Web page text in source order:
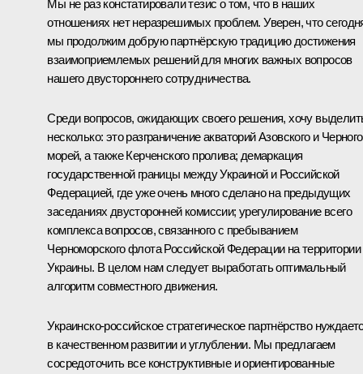
Мы не раз констатировали тезис о том, что в наших
отношениях нет неразрешимых проблем. Уверен, что
мы продолжим добрую партнёрскую традицию достижения
взаимоприемлемых решений для многих важных вопросов
нашего двустороннего сотрудничества.
Среди вопросов, ожидающих своего решения, хочу
несколько: это разграничение акваторий Азовского и Черного
морей, а также Керченского пролива; демаркация
государственной границы между Украиной и Российской
Федерацией, где уже очень много сделано на предыдущих
заседаниях двусторонней комиссии; урегулирование всего
комплекса вопросов, связанного с пребыванием
Черноморского флота Российской Федерации на территории
Украины. В целом нам следует выработать оптимальный
алгоритм совместного движения.
Украинско-российское стратегическое партнёрство
в качественном развитии и углублении. Мы предлагаем
сосредоточить все конструктивные и ориентированные